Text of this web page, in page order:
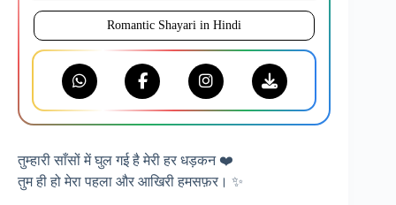
Romantic Shayari in Hindi
तुम्हारी साँसों में घुल गई है मेरी हर धड़कन ❤️
तुम ही हो मेरा पहला और आखिरी हमसफ़र। ✨